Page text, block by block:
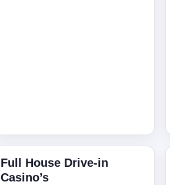
Full House Drive-in
Casino’s